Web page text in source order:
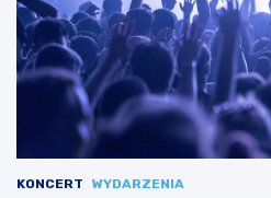
KONCERT WYDARZENIA